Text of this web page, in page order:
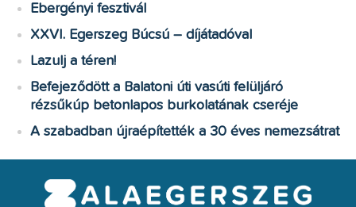
Ebergényi fesztivál
XXVI. Egerszeg Búcsú – díjátadóval
Lazulj a téren!
Befejeződött a Balatoni úti vasúti felüljáró
rézsűkúp betonlapos burkolatának cseréje
A szabadban újraépítették a 30 éves nemezsátrat